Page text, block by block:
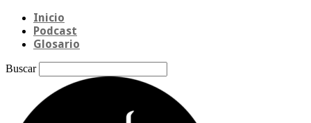
Inicio
Podcast
Glosario
Buscar